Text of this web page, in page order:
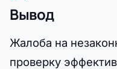
Вывод
Жалоба на
проверку